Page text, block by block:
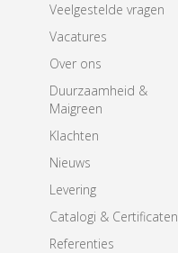
Veelgestelde vragen
Vacatures
Over ons
Duurzaamheid &
Maigreen
Klachten
Nieuws
Levering
Catalogi & Certificaten
Referenties